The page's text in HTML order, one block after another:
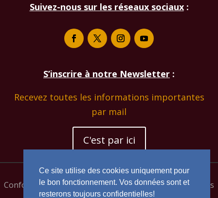
Suivez-nous sur les réseaux sociaux:
S’inscrire à notre Newsletter :
Recevez toutes les informations importantes
par mail
C'est par ici
Conformité à la directive européenne relative aux cookies
Ce site utilise des cookies uniquement pour
le bon fonctionnement. Vos données sont et
resterons toujours confidentielles!